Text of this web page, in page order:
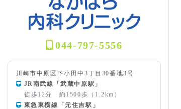
044-797-5556
川崎市中原区下小田中3丁目30番地3号
JR南武線「武蔵中原駅」
徒歩12分 約1500歩（1.2km）
東急東横線「元住吉駅」